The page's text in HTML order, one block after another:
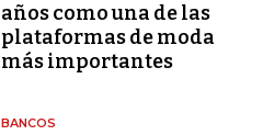
años como una de las
plataformas de moda
más importantes
BANCOS